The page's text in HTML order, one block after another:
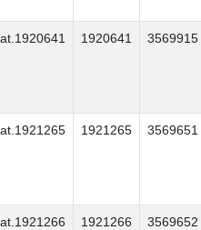
1920641 3569915
1921265 3569651
1921266 3569652